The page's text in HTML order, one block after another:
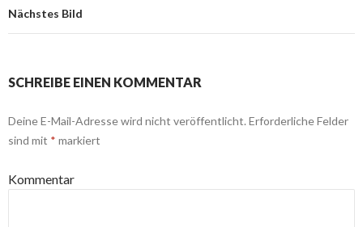
Nächstes Bild
SCHREIBE EINEN KOMMENTAR
Deine E-Mail-Adresse wird nicht veröffentlicht. Erforderliche Felder
sind mit * markiert
Kommentar